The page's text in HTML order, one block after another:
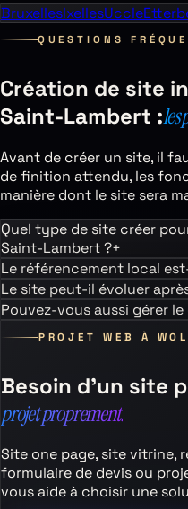
BruxellesIxellesUccle
QUESTIONS
Création de site
Saint-Lambert :les
Avant de créer un site, il
de finition attendu, les
manière dont le site sera
Quel type de site créer
Saint-Lambert ?+
Le référencement local
Le site peut-il évoluer
Pouvez-vous aussi gérer
PROJET WEB À
Besoin d’un site
projet proprement.
Site one page, site vitrine,
formulaire de devis ou
vous aide à choisir une